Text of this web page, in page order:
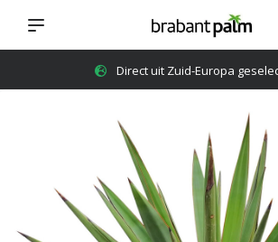
4,8 op Google